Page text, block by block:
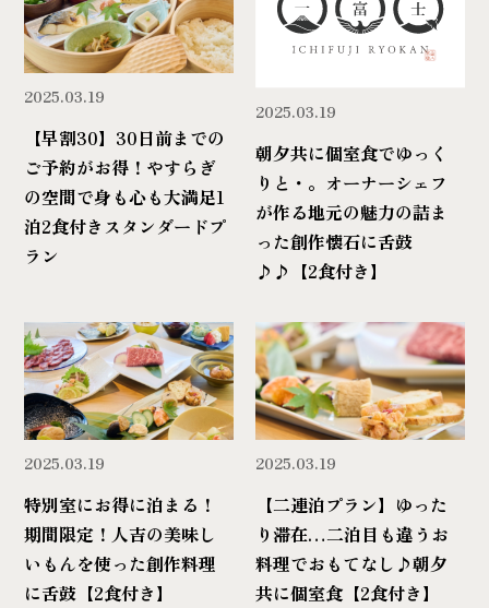
2025.03.19
【早割30】30日前までの
ご予約がお得！やすらぎ
の空間で身も心も大満足1
泊2食付きスタンダードプ
ラン
2025.03.19
朝夕共に個室食でゆっく
りと・。オーナーシェフ
が作る地元の魅力の詰ま
った創作懐石に舌鼓
♪♪【2食付き】
2025.03.19
特別室にお得に泊まる！
期間限定！人吉の美味し
いもんを使った創作料理
に舌鼓【2食付き】
2025.03.19
【二連泊プラン】ゆった
り滞在…二泊目も違うお
料理でおもてなし♪朝夕
共に個室食【2食付き】